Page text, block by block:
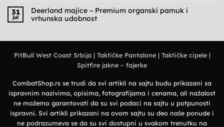
Praktičnost,
udobnost
i
military
na
Deerland
polo
izbor
prirodu
i
31
jul
Deerland majice – Premium organski pamuk i
vrhunska udobnost
–
vrhunska
udobnost
PitBull West Coast Srbija | Taktičke Pantalone| Taktičke cipele|
Spitfire jakne – fajerke
CombatShop.rs se trudi da svi artikli na sajtu budu prikazani sa
ispravnim nazivima, opisima, fotografijama i cenama, ali nažalost
ne možemo garantovati da su svi podaci na sajtu u potpunosti
ispravni. Svi artikli prikazani na ovom sajtu su deo naše ponude i
ne podrazumeva se da su svi dostupni u svakom trenutku na